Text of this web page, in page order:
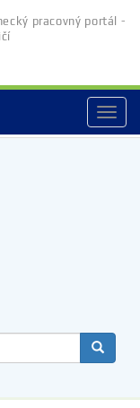
pracovný portál -